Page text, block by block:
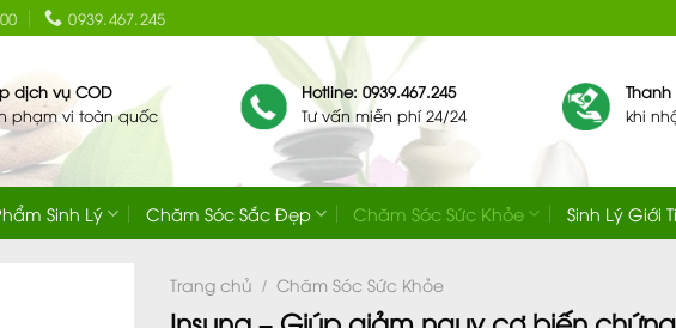
0939.467.245
dịch vụ COD
phạm vi toàn quốc
Hotline: 0939.467.245
Tư vấn miễn phí 24/24
khi
Sinh Lý Chăm Sóc Sắc Đẹp Chăm Sóc Sức Khỏe Sinh Lý Giới
Trang chủ / Chăm Sóc Sức Khỏe